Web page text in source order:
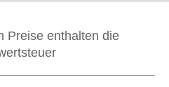
Preise enthalten die